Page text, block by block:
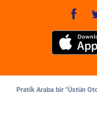
Pratik Araba bir "Üstün